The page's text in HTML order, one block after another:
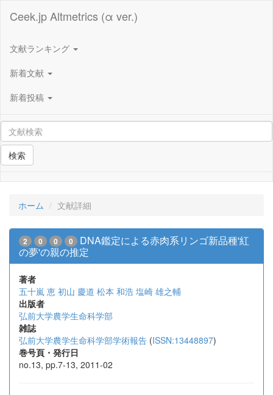
Ceek.jp Altmetrics (α ver.)
文献ランキング
新着文献
新着投稿
検索
ホーム 文献詳細
2 0 0 0
DNA鑑定による赤肉系リンゴ新品種'紅
の夢'の親の推定
著者
五十嵐 恵 初山 慶道 松本 和浩 塩崎 雄之輔
出版者
弘前大学農学生命科学部
雑誌
弘前大学農学生命科学部学術報告 (ISSN:13448897)
巻号頁・発行日
no.13, pp.7-13, 2011-02